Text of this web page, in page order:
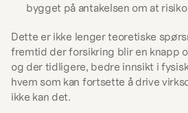
bygget på antakelsen om at
Dette er ikke lenger teoretiske
fremtid der forsikring blir en knapp
og der tidligere, bedre innsikt i
hvem som kan fortsette å drive
ikke kan det.